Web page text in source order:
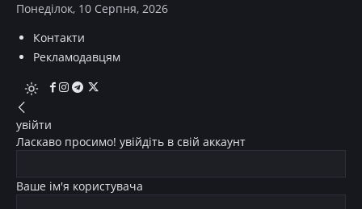
Понеділок, 10 Серпня, 2026
Контакти
Рекламодавцям
увійти
Ласкаво просимо! увійдіть в свій аккаунт
Ваше ім'я користувача